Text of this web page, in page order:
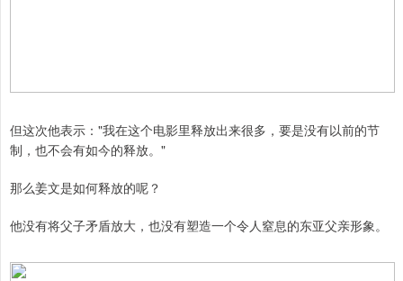
但这次他表示："我在这个电影里释放出来很多，要是没有以前的节
制，也不会有如今的释放。"
那么姜文是如何释放的呢？
他没有将父子矛盾放大，也没有塑造一个令人窒息的东亚父亲形象。